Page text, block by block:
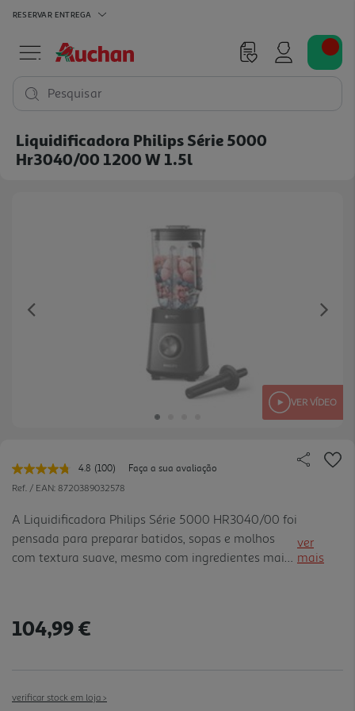
RESERVAR ENTREGA
Pesquisar
Liquidificadora Philips Série 5000
Hr3040/00 1200 W 1.5l
Previous
VER VÍDEO
4.8 Leu
100
Link
para
a
mesma
página.
(100)
Faça a sua avaliação
Ref. / EAN: 8720389032578
A Liquidificadora Philips Série 5000 HR3040/00 foi
pensada para preparar batidos, sopas e molhos
com textura suave, mesmo com ingredientes mais
para uma circulação eficiente e a triturar fruta
consistência. A tecnologia ProBlend Plus permite
preparar batidos de fruta congelada espessos sem
ver
mais
104,99 €
verificar stock em loja >